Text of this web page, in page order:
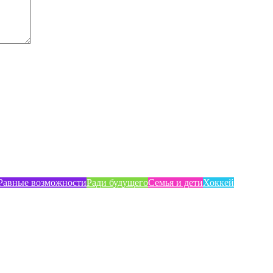
возможностиРади будущегоСемья и детиХоккей